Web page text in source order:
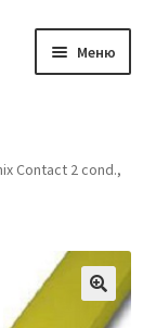
Меню
Contact 2 cond.,
🔍